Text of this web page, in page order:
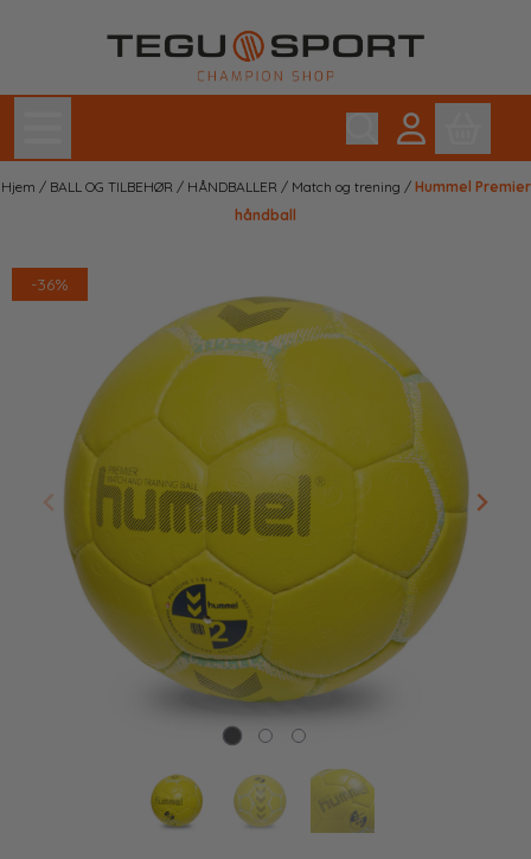
Hopp til innhold
Hjem / BALL OG TILBEHØR / HÅNDBALLER / Match og trening / Hummel Premier
håndball
-36%